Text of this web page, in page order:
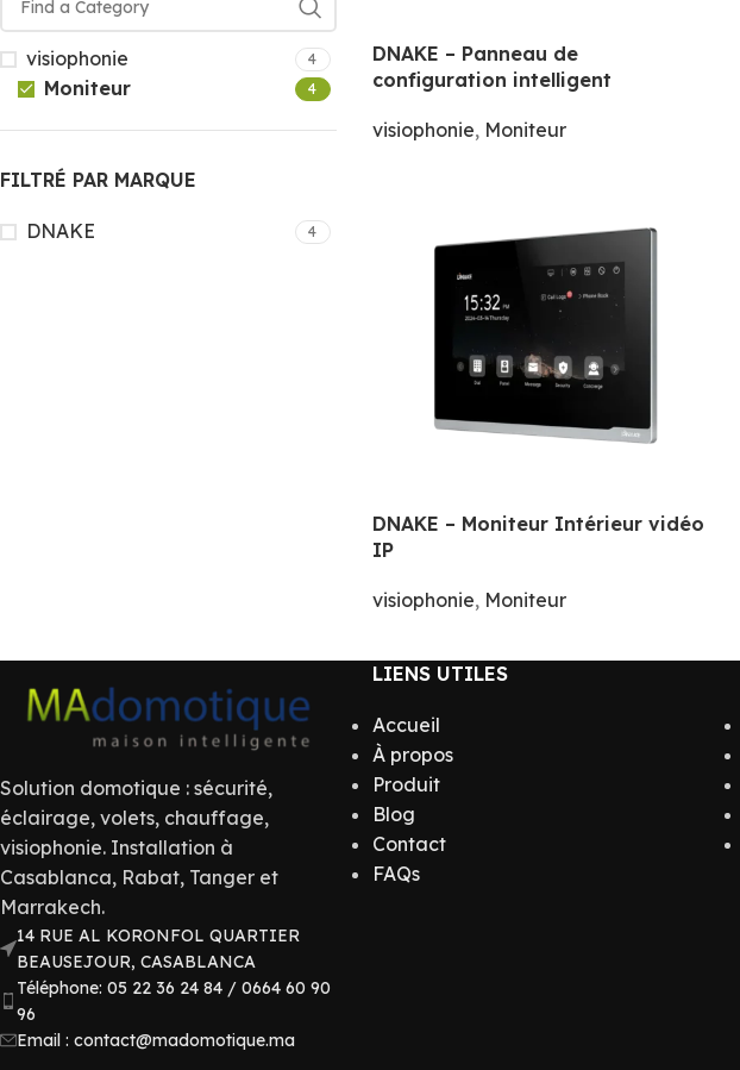
visiophonie 4
Moniteur 4
FILTRÉ PAR MARQUE
DNAKE 4
DNAKE – Panneau de
configuration intelligent
visiophonie, Moniteur
DNAKE – Moniteur Intérieur vidéo
IP
visiophonie, Moniteur
Solution domotique : sécurité,
éclairage, volets, chauffage,
visiophonie. Installation à
Casablanca, Rabat, Tanger et
Marrakech.
14 RUE AL KORONFOL QUARTIER
BEAUSEJOUR, CASABLANCA
Téléphone: 05 22 36 24 84 / 0664 60 90
96
Email : contact@madomotique.ma
LIENS UTILES
Accueil
À propos
Produit
Blog
Contact
FAQs